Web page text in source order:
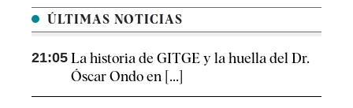
ÚLTIMAS NOTICIAS
21:05 La historia de GITGE y la huella del Dr.
Óscar Ondo en [...]